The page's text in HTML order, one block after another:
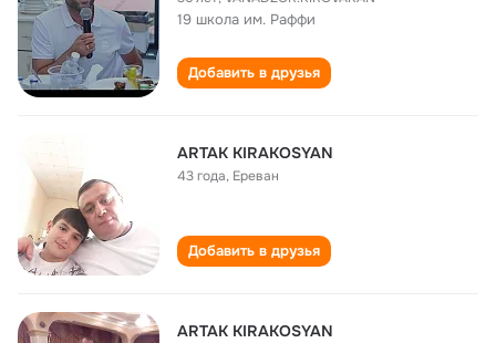
19 школа им. Раффи
Добавить в друзья
ARTAK KIRAKOSYAN
43 года, Ереван
Добавить в друзья
ARTAK KIRAKOSYAN